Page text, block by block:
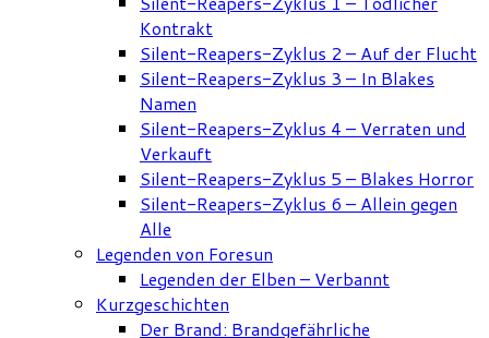
Kontrakt
Silent-Reapers-Zyklus 2 – Auf der Flucht
Silent-Reapers-Zyklus 3 – In Blakes
Namen
Silent-Reapers-Zyklus 4 – Verraten und
Verkauft
Silent-Reapers-Zyklus 5 – Blakes Horror
Silent-Reapers-Zyklus 6 – Allein gegen
Alle
Legenden von Foresun
Legenden der Elben – Verbannt
Kurzgeschichten
Der Brand: Brandgefährliche